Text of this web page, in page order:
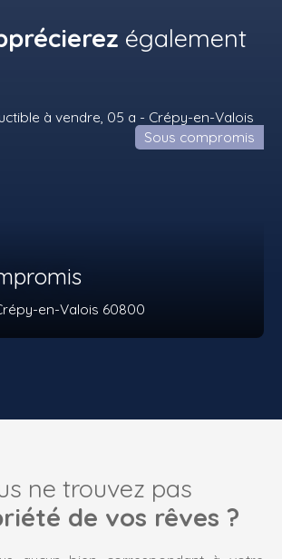
également
en-Valois 60800
Sous compromis
ne trouvez pas
de vos rêves ?